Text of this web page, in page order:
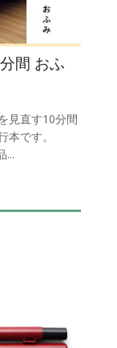
間 おふ
見直す10分間
です。
...